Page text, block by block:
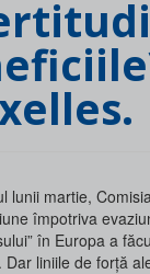
lunii martie,
împotriva
în Europa a
Dar liniile de forță